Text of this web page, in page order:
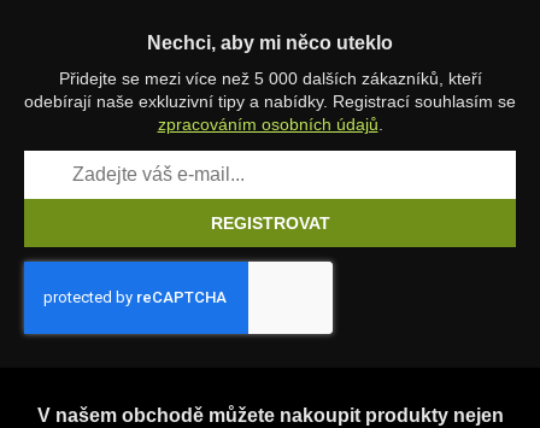
Nechci, aby mi něco uteklo
Přidejte se mezi více než 5 000 dalších zákazníků, kteří
odebírají naše exkluzivní tipy a nabídky. Registrací souhlasím se
zpracováním osobních údajů
REGISTROVAT
V našem obchodě můžete nakoupit produkty nejen